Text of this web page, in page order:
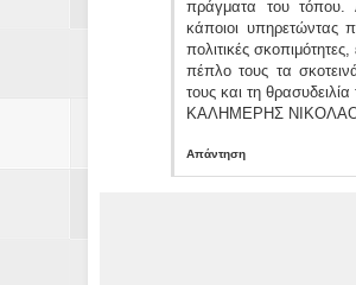
πράγματα του τόπου.
κάποιοι υπηρετώντας
πολιτικές
πέπλο τους τα
τους και τη θρασυδειλία
ΚΑΛΗΜΕΡΗΣ
Απάντηση